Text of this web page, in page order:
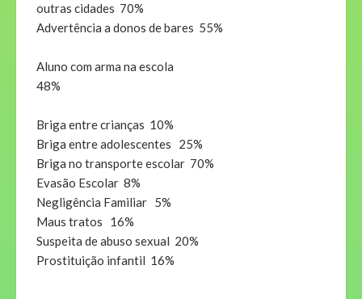
outras cidades 70%
Advertência a donos de bares 55%
Aluno com arma na escola
48%
Briga entre crianças 10%
Briga entre adolescentes 25%
Briga no transporte escolar 70%
Evasão Escolar 8%
Negligência Familiar 5%
Maus tratos 16%
Suspeita de abuso sexual 20%
Prostituição infantil 16%